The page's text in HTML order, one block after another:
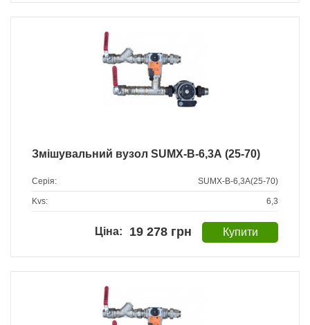
Змішувальний вузол SUMX-B-6,3А (25-70)
Серія: SUMX-B-6,3А(25-70)
Kvs: 6,3
19 278 грн